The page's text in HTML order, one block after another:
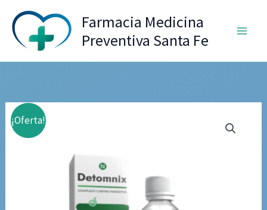
contenido
Farmacia Medicina
Preventiva Santa Fe
¡Oferta!